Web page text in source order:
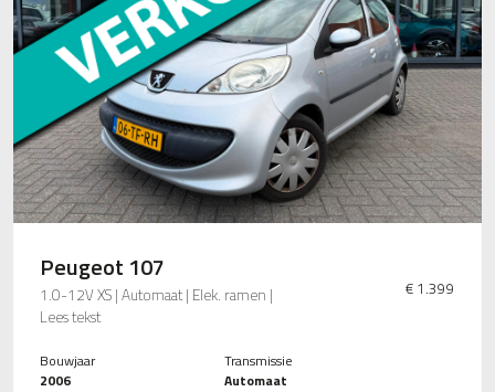
Peugeot 107
1.0-12V XS | Automaat | Elek. ramen |
Lees tekst
€ 1.399
Bouwjaar
2006
Transmissie
Automaat